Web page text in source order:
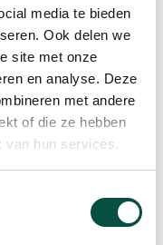
media te bieden
Ook delen we
site met onze
en analyse. Deze
met andere
of die ze hebben
van hun services.
vernieuwd, en
eigen regio én
tafel met
Jan-
Manager bij
aan: adjunct-
Goumans en
Community